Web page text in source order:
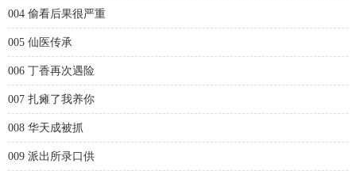
004 偷看后果很严重
005 仙医传承
006 丁香再次遇险
007 扎瘫了我养你
008 华天成被抓
009 派出所录口供